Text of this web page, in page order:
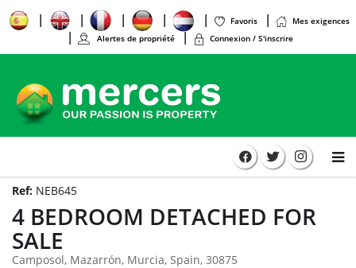
Favoris
Mes exigences
Alertes de propriété
Connexion / S'inscrire
Ref: NEB645
4 BEDROOM DETACHED FOR
SALE
Camposol, Mazarrón, Murcia, Spain, 30875